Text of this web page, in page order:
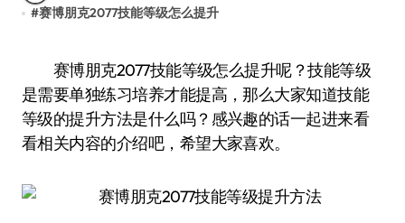
#赛博朋克2077技能等级怎么提升
赛博朋克2077技能等级怎么提升呢？技能等级
是需要单独练习培养才能提高，那么大家知道技能
等级的提升方法是什么吗？感兴趣的话一起进来看
看相关内容的介绍吧，希望大家喜欢。